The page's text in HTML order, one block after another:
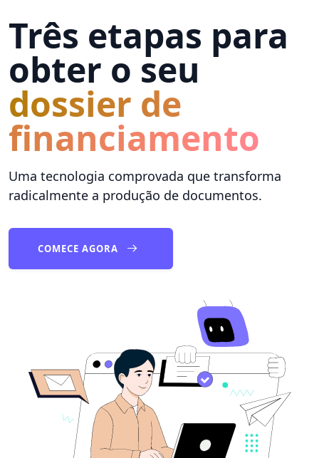
Três etapas para
obter o seu
dossier de
financiamento
Uma tecnologia comprovada que transforma
radicalmente a produção de documentos.
COMECE AGORA